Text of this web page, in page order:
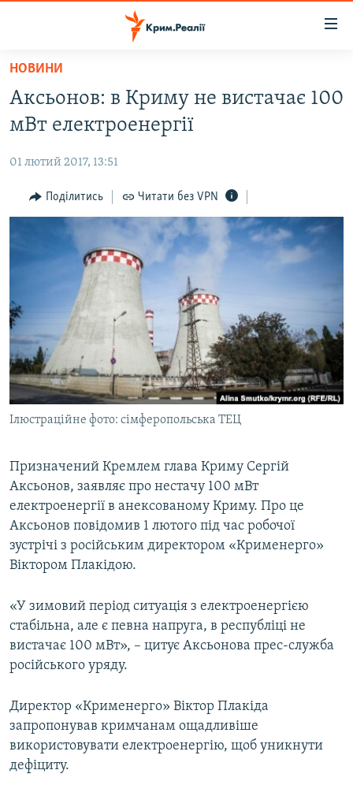
Перейти
основного
матеріалу
до
навігації
Перейти
пошуку
ВІДЕО ТА ФОТО
ПОЛІТИКА
БЛОГИ
ІНТЕРВ'Ю
ВСЕ ЗА ДЕНЬ
СПЕЦПРОЕКТИ
ДЕПОРТАЦІЯ
ВІДЕОУРОКИ «ELIFBE»
СВІДЧЕННЯ ОКУПАЦІЇ
УКРАЇНСЬКА ПРОБЛЕМА КРИМУ
ЯК ОБІЙТИ БЛОКУВАННЯ
Русский
Qırımtatar
Усі сайти RFE/RL
НОВИНИ
Аксьонов: в Криму не вистачає 100
мВт електроенергії
01 лютий 2017, 13:51
Поділитись Читати без VPN
Ілюстраційне фото: сімферопольська ТЕЦ
Призначений Кремлем глава Криму Сергій
Аксьонов, заявляє про нестачу 100 мВт
електроенергії в анексованому Криму. Про це
Аксьонов повідомив 1 лютого під час робочої
зустрічі з російським директором «Крименерго»
Віктором Плакідою.
«У зимовий період ситуація з електроенергією
стабільна, але є певна напруга, в республіці не
вистачає 100 мВт», – цитує Аксьонова прес-служба
російського уряду.
Директор «Крименерго» Віктор Плакіда
запропонував кримчанам ощадливіше
використовувати електроенергію, щоб уникнути
дефіциту.